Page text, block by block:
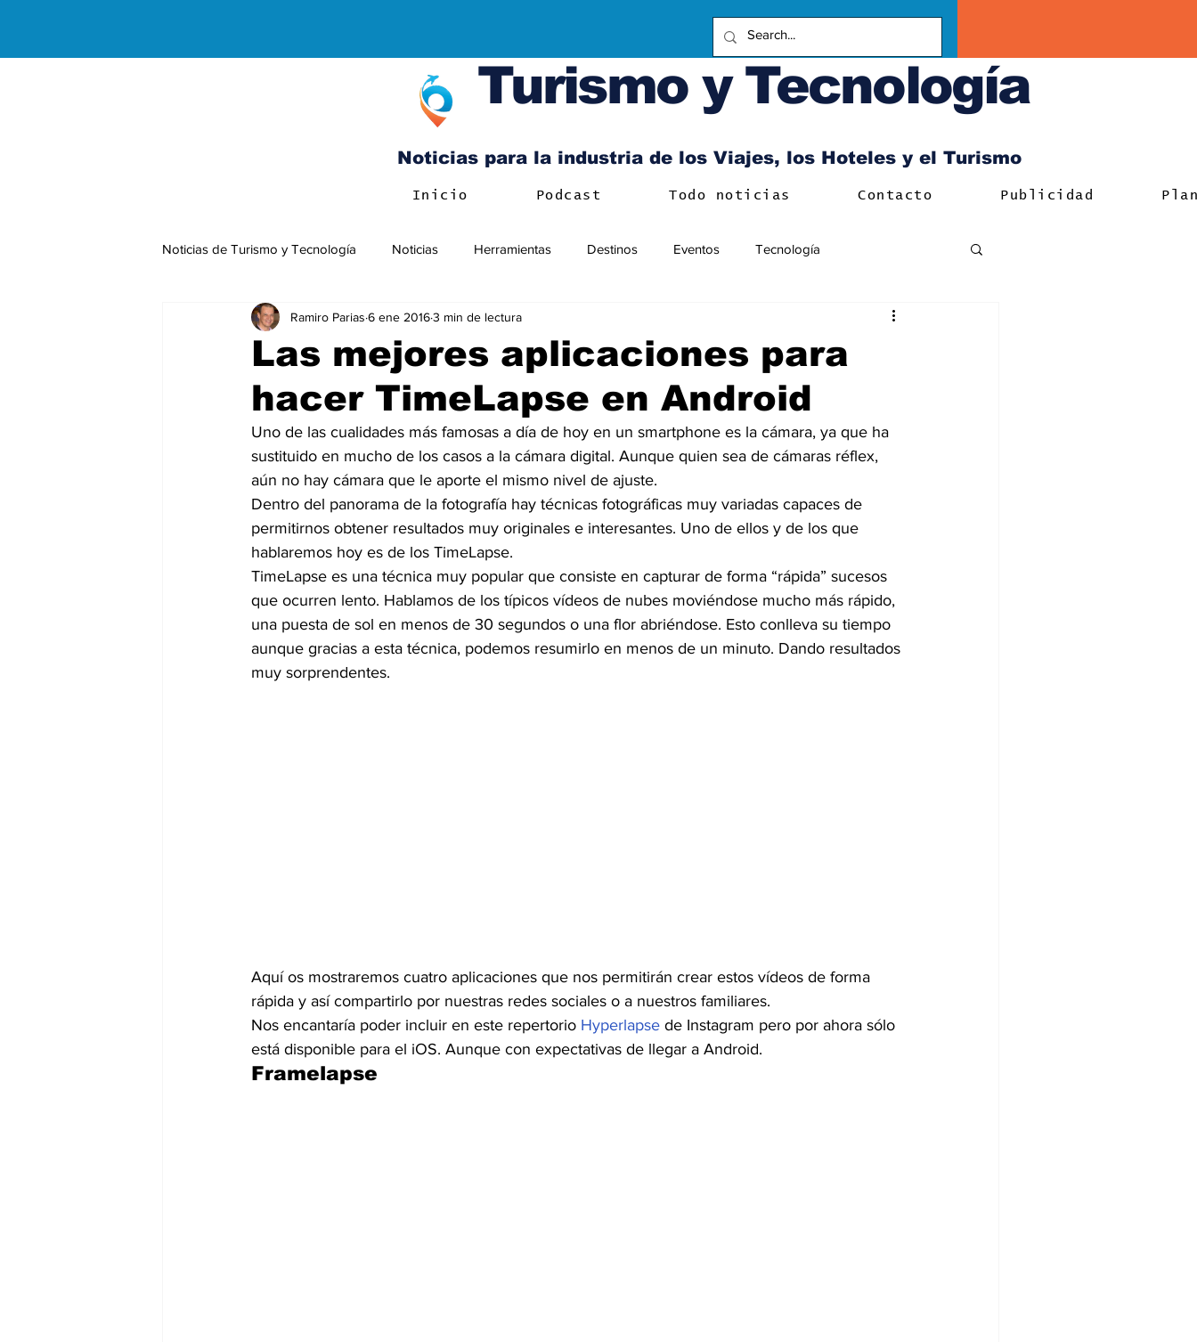
Turismo y Tecnología
Noticias para la industria de los Viajes, los Hoteles y el Turismo
Inicio Podcast Todo noticias Contacto Publicidad
Noticias de Turismo y Tecnología Noticias Herramientas Destinos Eventos Tecnología
Negocios Internacionales
Las mejores aplicaciones para
hacer TimeLapse en Android
Ramiro Parias 6 ene 20163 min de lectura
Uno de las cualidades más famosas a día de hoy en un smartphone es la cámara, ya que ha
sustituido en mucho de los casos a la cámara digital. Aunque quien sea de cámaras réflex,
aún no hay cámara que le aporte el mismo nivel de ajuste.
Dentro del panorama de la fotografía hay técnicas fotográficas muy variadas capaces de
permitirnos obtener resultados muy originales e interesantes. Uno de ellos y de los que
hablaremos hoy es de los TimeLapse.
TimeLapse es una técnica muy popular que consiste en capturar de forma “rápida” sucesos
que ocurren lento. Hablamos de los típicos vídeos de nubes moviéndose mucho más rápido,
una puesta de sol en menos de 30 segundos o una flor abriéndose. Esto conlleva su tiempo
aunque gracias a esta técnica, podemos resumirlo en menos de un minuto. Dando resultados
muy sorprendentes.
Aquí os mostraremos cuatro aplicaciones que nos permitirán crear estos vídeos de forma
rápida y así compartirlo por nuestras redes sociales o a nuestros familiares.
Nos encantaría poder incluir en este repertorio Hyperlapse de Instagram pero por ahora sólo
está disponible para el iOS. Aunque con expectativas de llegar a Android.
Framelapse